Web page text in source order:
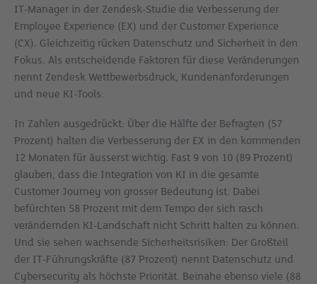
IT-Manager in der Zendesk-Studie die Verbesserung der
Employee Experience (EX) und der Customer Experience
(CX). Gleichzeitig rücken Datenschutz und Sicherheit in den
Fokus. Als entscheidende Faktoren für diese Veränderungen
nennt Zendesk Wettbewerbsdruck, Kundenanforderungen
und neue KI-Tools.
In Zahlen ausgedrückt: Über die Hälfte der Befragten (57
Prozent) halten die Verbesserung der EX in den kommenden
12 Monaten für äusserst wichtig. Fast 9 von 10 (89 Prozent)
glauben, dass die Integration von KI in die gesamte
Customer Journey von grosser Bedeutung ist. Dabei
befürchten 58 Prozent mit dem Tempo der sich rasch
verändernden KI-Landschaft nicht Schritt halten zu können.
Und sie sehen wachsende Sicherheitsrisiken: Der Großteil
der IT-Führungskräfte (87 Prozent) nennt Datenschutz und
Cybersecurity als höchste Priorität. Beinahe ebenso viele (88